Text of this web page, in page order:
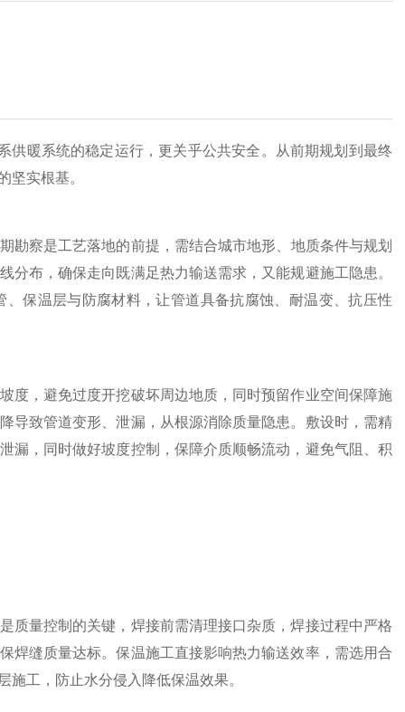
暖系统的稳定运行，更关乎公共安全。从前期规划到最终
坚实根基。
勘察是工艺落地的前提，需结合城市地形、地质条件与规划
布，确保走向既满足热力输送需求，又能规避施工隐患。
保温层与防腐材料，让管道具备抗腐蚀、耐温变、抗压性
，避免过度开挖破坏周边地质，同时预留作业空间保障施
导致管道变形、泄漏，从根源消除质量隐患。敷设时，需精
漏，同时做好坡度控制，保障介质顺畅流动，避免气阻、积
量控制的关键，焊接前需清理接口杂质，焊接过程中严格
焊缝质量达标。保温施工直接影响热力输送效率，需选用合
工，防止水分侵入降低保温效果。